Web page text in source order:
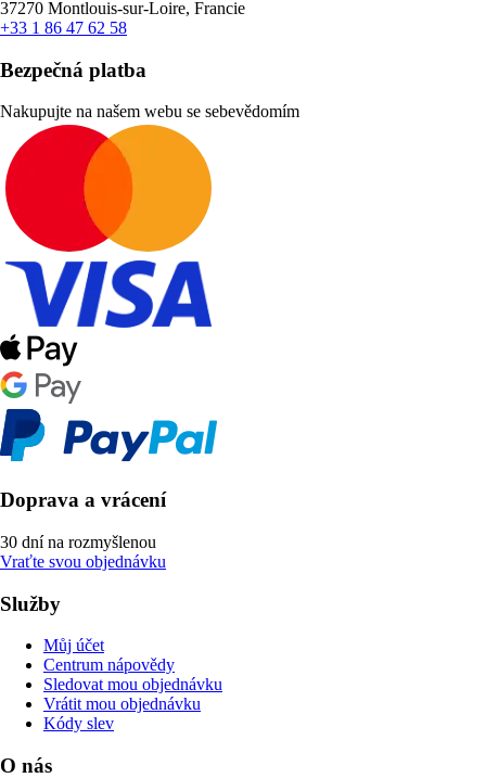
37270 Montlouis-sur-Loire, Francie
+33 1 86 47 62 58
Bezpečná platba
Nakupujte na našem webu se sebevědomím
Doprava a vrácení
30 dní na rozmyšlenou
Vraťte svou objednávku
Služby
Můj účet
Centrum nápovědy
Sledovat mou objednávku
Vrátit mou objednávku
Kódy slev
O nás